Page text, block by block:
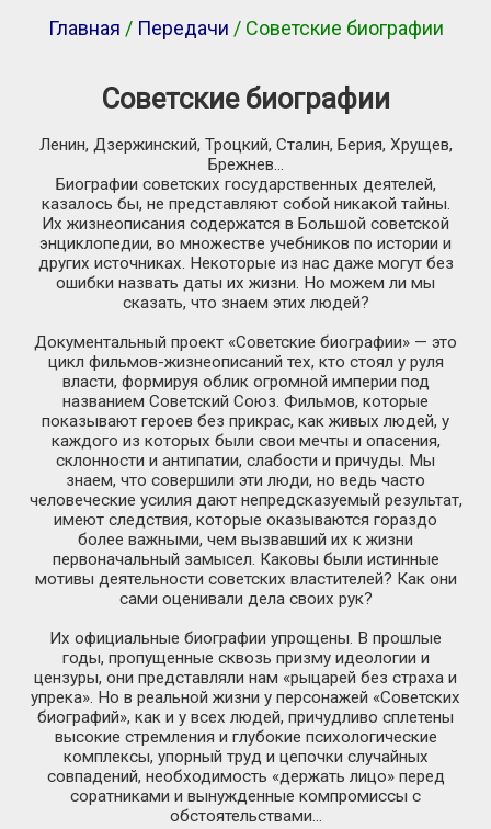
Главная / Передачи / Советские биографии
Советские биографии
Ленин, Дзержинский, Троцкий, Сталин, Берия, Хрущев,
Брежнев…
Биографии советских государственных деятелей,
казалось бы, не представляют собой никакой тайны.
Их жизнеописания содержатся в Большой советской
энциклопедии, во множестве учебников по истории и
других источниках. Некоторые из нас даже могут без
ошибки назвать даты их жизни. Но можем ли мы
сказать, что знаем этих людей?
Документальный проект «Советские биографии» — это
цикл фильмов-жизнеописаний тех, кто стоял у руля
власти, формируя облик огромной империи под
названием Советский Союз. Фильмов, которые
показывают героев без прикрас, как живых людей, у
каждого из которых были свои мечты и опасения,
склонности и антипатии, слабости и причуды. Мы
знаем, что совершили эти люди, но ведь часто
человеческие усилия дают непредсказуемый результат,
имеют следствия, которые оказываются гораздо
более важными, чем вызвавший их к жизни
первоначальный замысел. Каковы были истинные
мотивы деятельности советских властителей? Как они
сами оценивали дела своих рук?
Их официальные биографии упрощены. В прошлые
годы, пропущенные сквозь призму идеологии и
цензуры, они представляли нам «рыцарей без страха и
упрека». Но в реальной жизни у персонажей «Советских
биографий», как и у всех людей, причудливо сплетены
высокие стремления и глубокие психологические
комплексы, упорный труд и цепочки случайных
совпадений, необходимость «держать лицо» перед
соратниками и вынужденные компромиссы с
обстоятельствами…